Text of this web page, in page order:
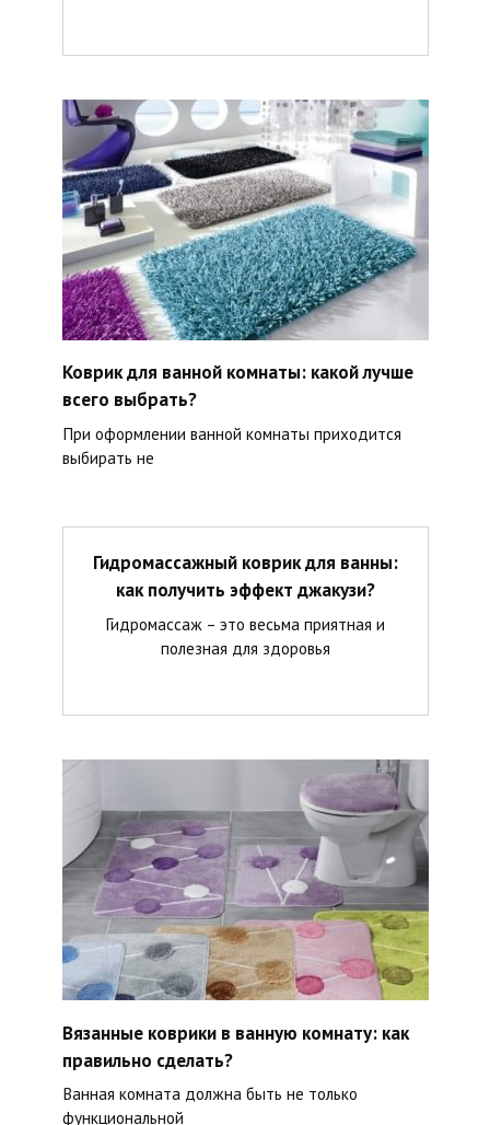
Коврик для ванной комнаты: какой лучше
всего выбрать?
При оформлении ванной комнаты приходится
выбирать не
Гидромассажный коврик для ванны:
как получить эффект джакузи?
Гидромассаж – это весьма приятная и
полезная для здоровья
Вязанные коврики в ванную комнату: как
правильно сделать?
Ванная комната должна быть не только
функциональной